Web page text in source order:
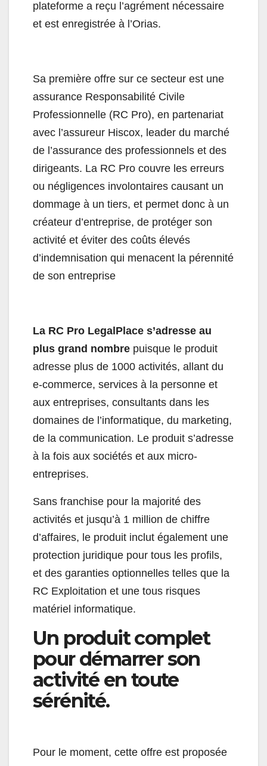
plateforme a reçu l’agrément nécessaire
et est enregistrée à l’Orias.
Sa première offre sur ce secteur est une
assurance Responsabilité Civile
Professionnelle (RC Pro), en partenariat
avec l’assureur Hiscox, leader du marché
de l’assurance des professionnels et des
dirigeants. La RC Pro couvre les erreurs
ou négligences involontaires causant un
dommage à un tiers, et permet donc à un
créateur d’entreprise, de protéger son
activité et éviter des coûts élevés
d’indemnisation qui menacent la pérennité
de son entreprise
La RC Pro LegalPlace s’adresse au
plus grand nombre puisque le produit
adresse plus de 1000 activités, allant du
e-commerce, services à la personne et
aux entreprises, consultants dans les
domaines de l’informatique, du marketing,
de la communication. Le produit s’adresse
à la fois aux sociétés et aux micro-
entreprises.
Sans franchise pour la majorité des
activités et jusqu’à 1 million de chiffre
d’affaires, le produit inclut également une
protection juridique pour tous les profils,
et des garanties optionnelles telles que la
RC Exploitation et une tous risques
matériel informatique.
Un produit complet
pour démarrer son
activité en toute
sérénité.
Pour le moment, cette offre est proposée